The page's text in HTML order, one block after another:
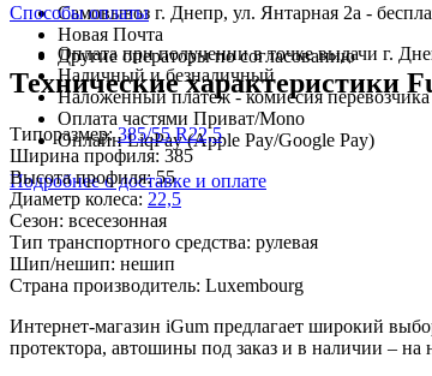
Самовывоз г. Днепр, ул. Янтарная 2а -
Новая Почта
Другие операторы по согласованию
Способы оплаты
Оплата при получении в точке выдачи г.
Наличный и безналичный
Наложенный платеж - комиссия
Оплата частями Приват/Mono
Онлайн LiqPay (Apple Pay/Google Pay)
Подробнее о доставке и оплате
Технические характеристики
Типоразмер:385/55 R22,5
Ширина профиля: 385
Высота профиля:55
Диаметр колеса: 22,5
Сезон: всесезонная
Тип транспортного средства: рулевая
Шип/нешип: нешип
Страна производитель: Luxembourg
Интернет-магазин iGum предлагает широкий
протектора, автошины под заказ и в наличии –